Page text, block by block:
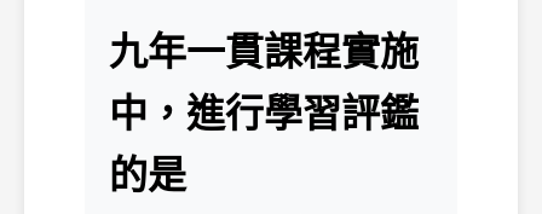
九年一貫課程實施
中，進行學習評鑑
的是